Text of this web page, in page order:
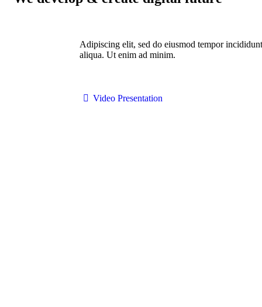
Adipiscing elit, sed do eiusmod tempor
aliqua. Ut enim ad minim.
Video Presentation